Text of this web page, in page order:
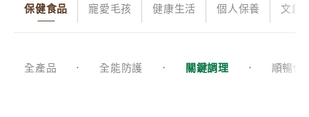
保健食品 寵愛毛孩 健康生活 個人保養 文創
全產品 全能防護 關鍵調理 順暢保